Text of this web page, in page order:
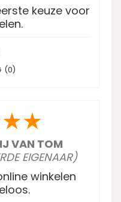
keuze voor
(0)
★★
VAN TOM
EIGENAAR)
winkelen